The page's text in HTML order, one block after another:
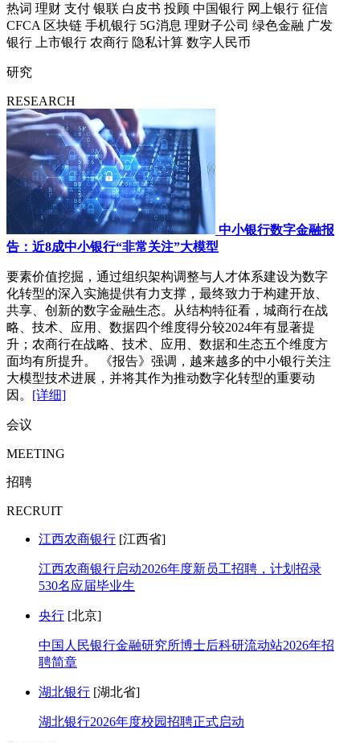
热词 理财 支付 银联 白皮书 投顾 中国银行 网上银行 征信
CFCA 区块链 手机银行 5G消息 理财子公司 绿色金融 广发
银行
上市银行 农商行 隐私计算 数字人民币
研究
RESEARCH
中小银行数字金融报
告：近8成中小银行“非常关注”大模型
要素价值挖掘，通过组织架构调整与人才体系建设为数字
化转型的深入实施提供有力支撑，最终致力于构建开放、
共享、创新的数字金融生态。从结构特征看，城商行在战
略、技术、应用、数据四个维度得分较2024年有显著提
升；农商行在战略、技术、应用、数据和生态五个维度方
面均有所提升。 《报告》强调，越来越多的中小银行关注
大模型技术进展，并将其作为推动数字化转型的重要动
因。 [详细]
会议
MEETING
招聘
RECRUIT
江西农商银行 [江西省]
江西农商银行启动2026年度新员工招聘，计划招录
530名应届毕业生
央行 [北京]
中国人民银行金融研究所博士后科研流动站2026年招
聘简章
湖北银行 [湖北省]
湖北银行2026年度校园招聘正式启动